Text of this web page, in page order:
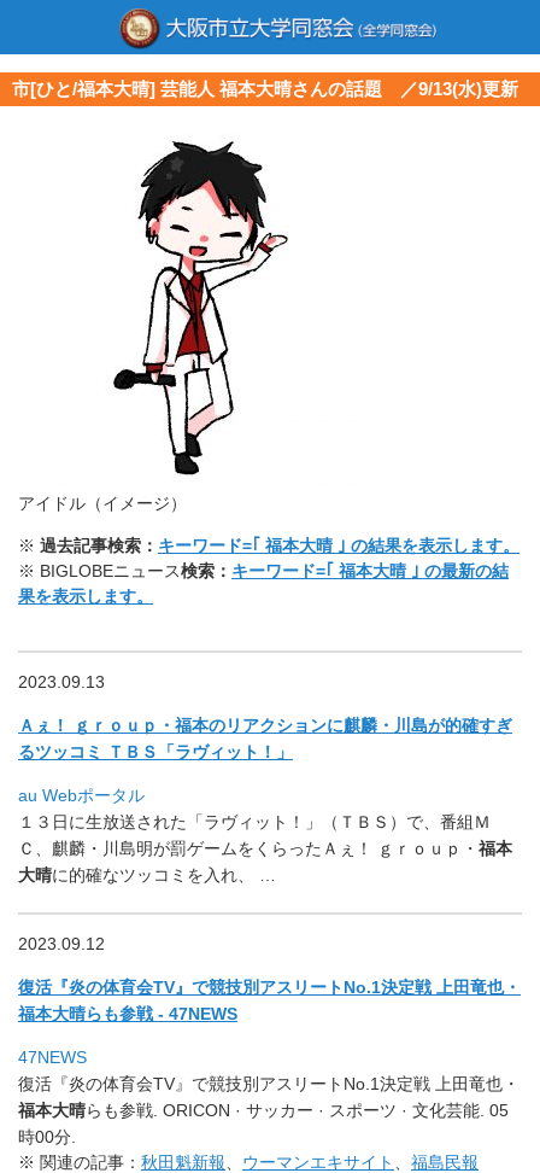
市[ひと/福本大晴] 芸能人 福本大晴さんの話題 ／9/13(水)更新
アイドル（イメージ）
※ 過去記事検索： キーワード=｢ 福本大晴 ｣ の結果を表示します。
※ BIGLOBEニュース検索： キーワード=｢ 福本大晴 ｣ の最新の結
果を表示します。
2023.09.13
Ａぇ！ ｇｒｏｕｐ・福本のリアクションに麒麟・ 川島が的確すぎ
るツッコミ ＴＢＳ「ラヴィット！」
au Webポータル
１３日に生放送された「ラヴィット！」（ＴＢＳ）で、番組Ｍ
Ｃ、 麒麟・川島明が罰ゲームをくらったＡぇ！ ｇｒｏｕｐ・ 福本
大晴に的確なツッコミを入れ、 …
2023.09.12
復活『炎の体育会TV』で競技別アスリートNo.1決定戦 上田竜也・
福本大晴らも参戦 - 47NEWS
47NEWS
復活『炎の体育会TV』で競技別アスリートNo.1決定戦 上田竜也・
福本大晴らも参戦. ORICON · サッカー · スポーツ · 文化芸能. 05
時00分.
※ 関連の記事： 秋田魁新報 ウーマンエキサイト 福島民報